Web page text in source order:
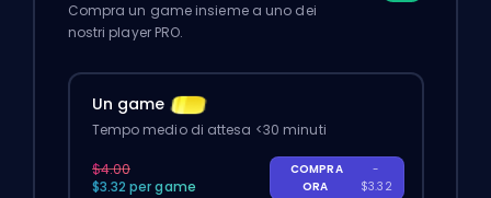
Compra un game insieme a uno dei
nostri player PRO.
Un game
Tempo medio di attesa <30 minuti
$4.00
$3.32 per game
COMPRA
ORA
-
$3.32